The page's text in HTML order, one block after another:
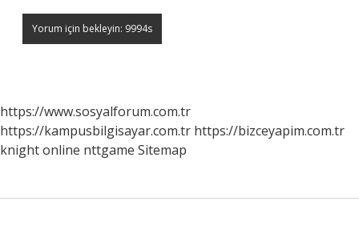
https://www.sosyalforum.com.tr
https://kampusbilgisayar.com.tr https://bizceyapim.com.tr
knight online nttgame Sitemap